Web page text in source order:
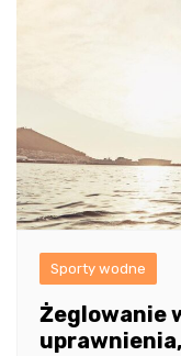
Sporty wodne
Żeglowanie